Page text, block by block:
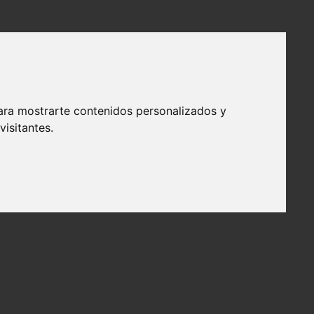
mostrarte contenidos personalizados y